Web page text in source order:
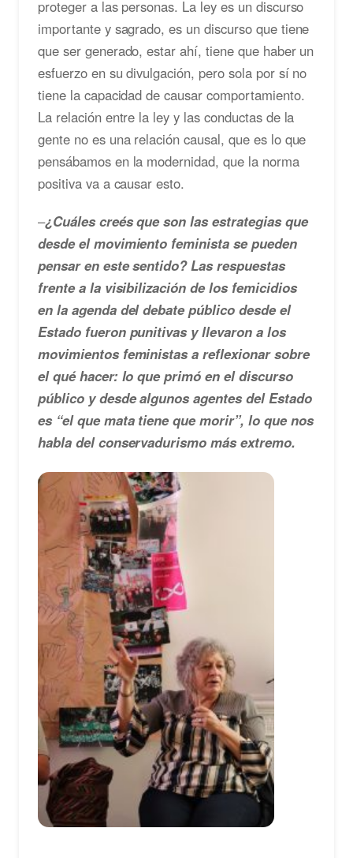
proteger a las personas. La ley es un discurso
importante y sagrado, es un discurso que tiene
que ser generado, estar ahí, tiene que haber un
esfuerzo en su divulgación, pero sola por sí no
tiene la capacidad de causar comportamiento.
La relación entre la ley y las conductas de la
gente no es una relación causal, que es lo que
pensábamos en la modernidad, que la norma
positiva va a causar esto.
–¿Cuáles creés que son las estrategias que
desde el movimiento feminista se pueden
pensar en este sentido? Las respuestas
frente a la visibilización de los femicidios
en la agenda del debate público desde el
Estado fueron punitivas y llevaron a los
movimientos feministas a reflexionar sobre
el qué hacer: lo que primó en el discurso
público y desde algunos agentes del Estado
es “el que mata tiene que morir”, lo que nos
habla del conservadurismo más extremo.